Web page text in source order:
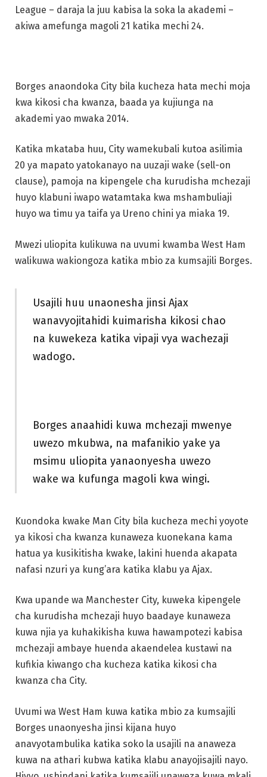
League – daraja la juu kabisa la soka la akademi –
akiwa amefunga magoli 21 katika mechi 24.
Borges anaondoka City bila kucheza hata mechi moja
kwa kikosi cha kwanza, baada ya kujiunga na
akademi yao mwaka 2014.
Katika mkataba huu, City wamekubali kutoa asilimia
20 ya mapato yatokanayo na uuzaji wake (sell-on
clause), pamoja na kipengele cha kurudisha mchezaji
huyo klabuni iwapo watamtaka kwa mshambuliaji
huyo wa timu ya taifa ya Ureno chini ya miaka 19.
Mwezi uliopita kulikuwa na uvumi kwamba West Ham
walikuwa wakiongoza katika mbio za kumsajili Borges.
Usajili huu unaonesha jinsi Ajax
wanavyojitahidi kuimarisha kikosi chao
na kuwekeza katika vipaji vya wachezaji
wadogo.
Borges anaahidi kuwa mchezaji mwenye
uwezo mkubwa, na mafanikio yake ya
msimu uliopita yanaonyesha uwezo
wake wa kufunga magoli kwa wingi.
Kuondoka kwake Man City bila kucheza mechi yoyote
ya kikosi cha kwanza kunaweza kuonekana kama
hatua ya kusikitisha kwake, lakini huenda akapata
nafasi nzuri ya kung’ara katika klabu ya Ajax.
Kwa upande wa Manchester City, kuweka kipengele
cha kurudisha mchezaji huyo baadaye kunaweza
kuwa njia ya kuhakikisha kuwa hawampotezi kabisa
mchezaji ambaye huenda akaendelea kustawi na
kufikia kiwango cha kucheza katika kikosi cha
kwanza cha City.
Uvumi wa West Ham kuwa katika mbio za kumsajili
Borges unaonyesha jinsi kijana huyo
anavyotambulika katika soko la usajili na anaweza
kuwa na athari kubwa katika klabu anayojisajili nayo.